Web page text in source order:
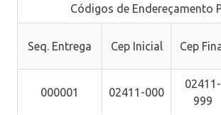
Códigos de Endereçamento
Seq. Entrega Cep Inicial Cep
000001 02411-000
02411-
999